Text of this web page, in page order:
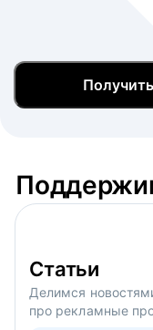
Статьи
Делимся
про рекламные